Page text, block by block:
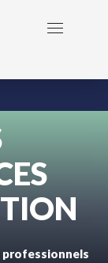
professionnels